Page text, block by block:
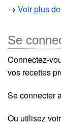
→ Voir plus
Se
Connectez-
vos recettes
Se connecter
Ou utilisez